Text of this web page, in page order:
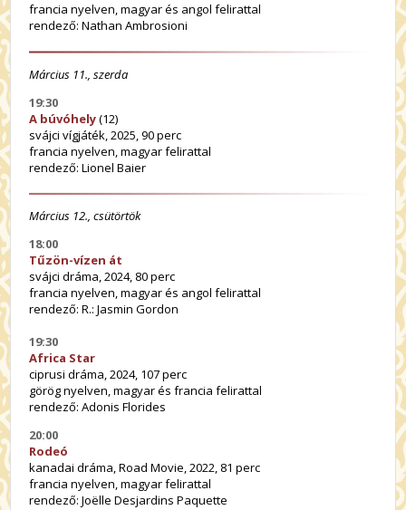
francia nyelven, magyar és angol felirattal
rendező: Nathan Ambrosioni
Március 11., szerda
19:30
A búvóhely(12)
svájci vígjáték, 2025, 90 perc
francia nyelven, magyar felirattal
rendező: Lionel Baier
Március 12., csütörtök
18:00
Tűzön-vízen át
svájci dráma, 2024, 80 perc
francia nyelven, magyar és angol felirattal
rendező: R.: Jasmin Gordon
19:30
Africa Star
ciprusi dráma, 2024, 107 perc
görög nyelven, magyar és francia felirattal
rendező: Adonis Florides
20:00
Rodeó
kanadai dráma, Road Movie, 2022, 81 perc
francia nyelven, magyar felirattal
rendező: Joëlle Desjardins Paquette